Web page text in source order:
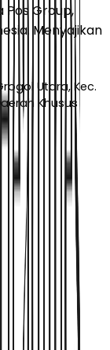
Pos Group,
Menyajikan
Utara, Kec.
Khusus